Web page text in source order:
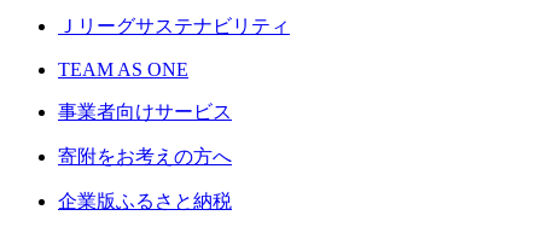
Ｊリーグサステナビリティ
TEAM AS ONE
事業者向けサービス
寄附をお考えの方へ
企業版ふるさと納税